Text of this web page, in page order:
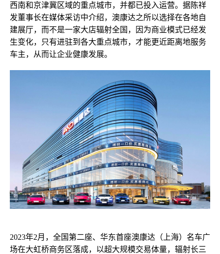
西南和京津冀区域的重点城市，并都已投入运营。据陈祥
发董事长在媒体采访中介绍，澳康达之所以选择在各地自
建展厅，而不是一家大店辐射全国 ，
因为商业模式已经发
生变化，
只有进驻到各大重点城市， 才能更近距离地服务
车主，从而让企业健康发展。
2023年2月 ，全国第二座、 华东首座澳康达（上海）名车广
场在大虹桥商务区落成， 以超大规模交易体量，辐射长三